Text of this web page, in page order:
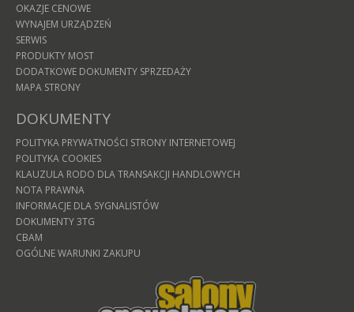
OKAZJE CENOWE
WYNAJEM URZĄDZEŃ
SERWIS
PRODUKTY MOST
DODATKOWE DOKUMENTY SPRZEDAŻY
MAPA STRONY
DOKUMENTY
POLITYKA PRYWATNOŚCI STRONY INTERNETOWEJ
POLITYKA COOKIES
KLAUZULA RODO DLA TRANSAKCJI HANDLOWYCH
NOTA PRAWNA
INFORMACJE DLA SYGNALISTÓW
DOKUMENTY 3TG
CBAM
OGÓLNE WARUNKI ZAKUPU